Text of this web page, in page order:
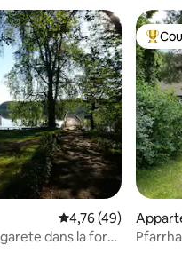
Évaluation
4,76 (49)
dans la forêt